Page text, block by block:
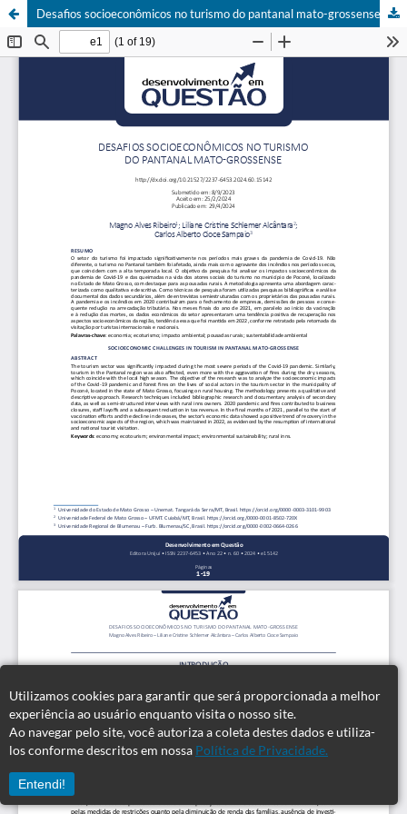
Utilizamos cookies para garantir que será proporcionada a melhor
experiência ao usuário enquanto visita o nosso site.
Ao navegar pelo site, você autoriza a coleta destes dados e utiliza-
los conforme descritos em nossa Política de Privacidade.
Entendi!
Desafios socioeconômicos no turismo do pantanal mato-grossense